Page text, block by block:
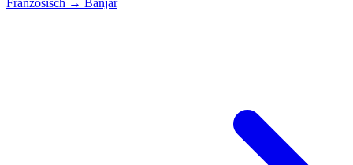
Französisch → Banjar